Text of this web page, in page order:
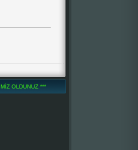
OLDUNUZ ***